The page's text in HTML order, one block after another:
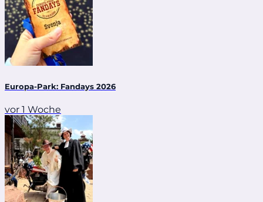
Europa-Park: Fandays 2026
vor 1 Woche